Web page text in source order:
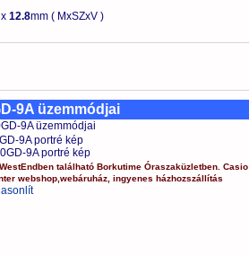
12.8mm ( MxSZxV )
9A üzemmódjai
9A portré kép
WestEndbentalálható Borkutime Óraszaküzletben. Casio
webshop, webáruház, ingyenes házhozszállítás